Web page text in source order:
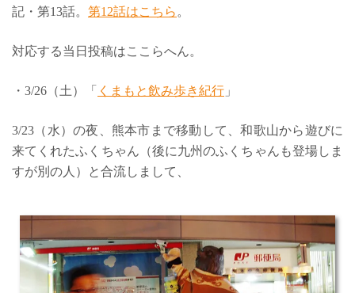
記・第13話。 第12話はこちら 。
対応する当日投稿はここらへん。
・3/26（土）「 くまもと飲み歩き紀行 」
3/23（水）の夜、熊本市まで移動して、和歌山から遊びに
来てくれたふくちゃん（後に九州のふくちゃんも登場しま
すが別の人）と合流しまして、